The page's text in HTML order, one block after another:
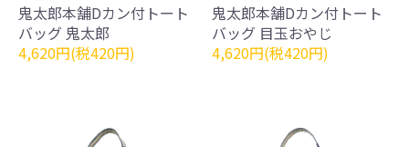
鬼太郎本舗Dカン付トート
バッグ 鬼太郎
4,620円(税420円)
鬼太郎本舗Dカン付トート
バッグ 目玉おやじ
4,620円(税420円)